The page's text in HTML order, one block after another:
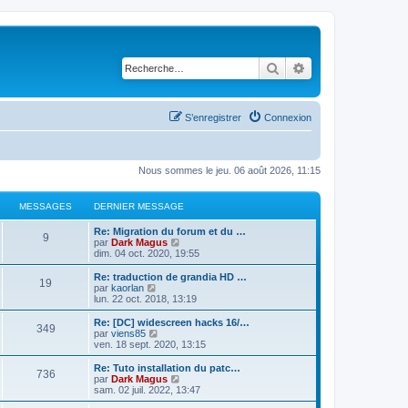
Rechercher
Connexion
S’enregistrer
Nous sommes le jeu. 06 août 2026, 11:15
MESSAGES DERNIER MESSAGE
9
Re: Migration du forum et du …
par Dark Magus
o
i
r
l
e
r
n
i
r
e
s
dim. 04 oct. 2020, 19:55
19
Re: traduction de grandia HD …
par kaorlan
o
i
r
l
e
e
r
n
i
lun. 22 oct. 2018, 13:19
349
Re: [DC] widescreen hacks 16/…
par viens85
o
i
r
l
e
ven. 18 sept. 2020, 13:15
736
Re: Tuto installation du patc…
par Dark Magus
o
i
sam. 02 juil. 2022, 13:47